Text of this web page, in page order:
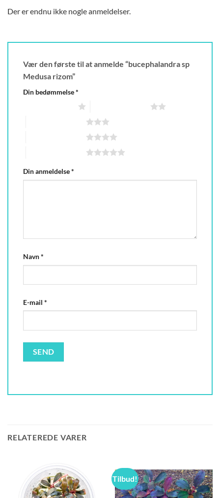
Der er endnu ikke nogle anmeldelser.
Vær den første til at anmelde “bucephalandra sp
Medusa rizom”
Din bedømmelse*
Din anmeldelse*
Navn*
E-mail *
RELATEREDE VARER
Tilbud!